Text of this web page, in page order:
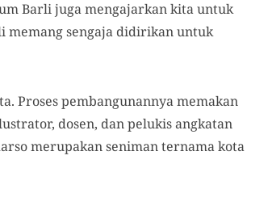
Barli juga mengajarkan kita untuk
memang sengaja didirikan untuk
Proses pembangunannya memakan
dosen, dan pelukis angkatan
merupakan seniman ternama kota